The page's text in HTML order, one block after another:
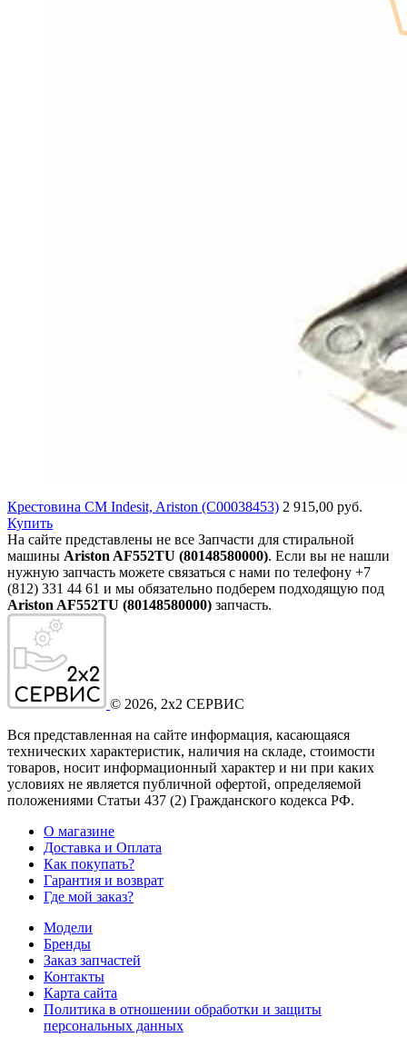
Крестовина СМ Indesit, Ariston (C00038453) 2 915,00 руб.
Купить
На сайте представлены не все Запчасти для стиральной
машины Ariston AF552TU (80148580000). Если вы не нашли
нужную запчасть можете связаться с нами по телефону +7
(812) 331 44 61 и мы обязательно подберем подходящую под
Ariston AF552TU (80148580000) запчасть.
© 2026, 2x2 СЕРВИС
Вся представленная на сайте информация, касающаяся
технических характеристик, наличия на складе, стоимости
товаров, носит информационный характер и ни при каких
условиях не является публичной офертой, определяемой
положениями Статьи 437 (2) Гражданского кодекса РФ.
О магазине
Доставка и Оплата
Как покупать?
Гарантия и возврат
Где мой заказ?
Модели
Бренды
Заказ запчастей
Контакты
Карта сайта
Политика в отношении обработки и защиты
персональных данных